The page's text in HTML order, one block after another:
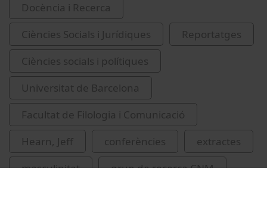
Docència i Recerca
Ciències Socials i Jurídiques
Reportatges
Ciències socials i polítiques
Universitat de Barcelona
Facultat de Filologia i Comunicació
Hearn, Jeff
conferències
extractes
masculinitat
grup de recerca CNM